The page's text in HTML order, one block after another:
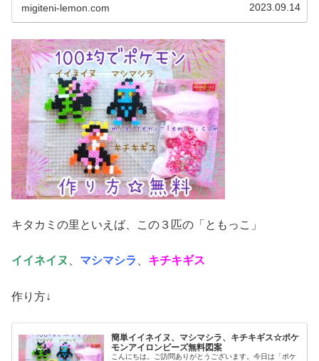
migiteni-lemon.com 2023.09.14
キタカミの里といえば、この３匹の「ともっこ」
イイネイヌ マシマシラ キチキギス
作り方↓
簡単イイネイヌ、マシマシラ、キチキギス☆ポケ
モンアイロンビーズ無料図案
こんにちは。ご訪問ありがとうございます。今日は「ポケ